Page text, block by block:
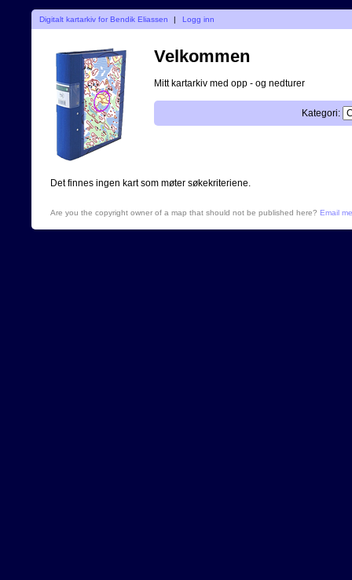
Digitalt kartarkiv for Bendik Eliassen | Logg inn
Velkommen
Mitt kartarkiv med opp - og nedturer
Kategori:
Det finnes ingen kart som møter søkekriteriene.
Are you the copyright owner of a map that should not be published here? Email me